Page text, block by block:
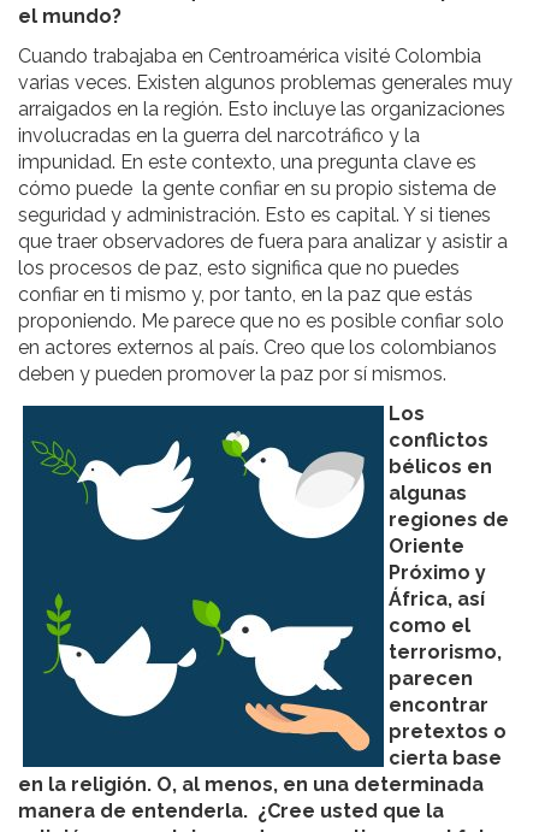
el mundo?
Cuando trabajaba en Centroamérica visité Colombia
varias veces. Existen algunos problemas generales muy
arraigados en la región. Esto incluye las organizaciones
involucradas en la guerra del narcotráfico y la
impunidad. En este contexto, una pregunta clave es
cómo puede la gente confiar en su propio sistema de
seguridad y administración. Esto es capital. Y si tienes
que traer observadores de fuera para analizar y asistir a
los procesos de paz, esto significa que no puedes
confiar en ti mismo y, por tanto, en la paz que estás
proponiendo. Me parece que no es posible confiar solo
en actores externos al país. Creo que los colombianos
deben y pueden promover la paz por sí mismos.
Los
conflictos
bélicos en
algunas
regiones de
Oriente
Próximo y
África, así
como el
terrorismo,
parecen
encontrar
pretextos o
cierta base
en la religión. O, al menos, en una determinada
manera de entenderla. ¿Cree usted que la